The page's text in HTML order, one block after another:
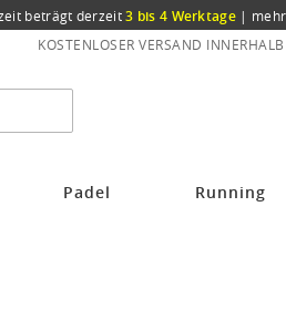
beträgt derzeit3 bis 4 Werktage |
KOSTENLOSER VERSAND
Padel Running